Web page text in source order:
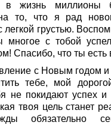
в жизнь миллионы
то, что я рад
легкой грустью.
многое с тобой
Спасибо, что ты есть
с Новым годом
тебе, мой
не покидают успех и
твоя цель станет
обязательно